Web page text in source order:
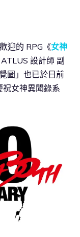
迎的 RPG《女神
設計師 副
圖」也已於日前
女神異聞錄系